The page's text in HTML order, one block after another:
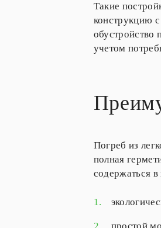
Такие
конструкцию
обустройство
учетом
Погреб из
полная
содержаться
1.